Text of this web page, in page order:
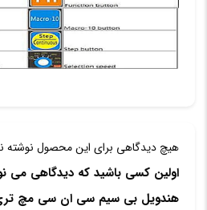
هیچ دیدگاهی برای این محصول
اولین کسی باشید که دیدگاهی می
هندویل بی سیم سی ان سی مچ